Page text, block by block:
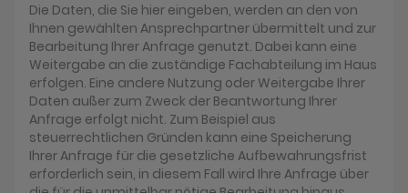
Die Daten, die Sie hier eingeben, werden an den von
Ihnen gewählten Ansprechpartner übermittelt und zur
Bearbeitung Ihrer Anfrage genutzt. Dabei kann eine
Weitergabe an die zuständige Fachabteilung im Haus
erfolgen. Eine andere Nutzung oder Weitergabe Ihrer
Daten außer zum Zweck der Beantwortung Ihrer
Anfrage erfolgt nicht. Zum Beispiel aus
steuerrechtlichen Gründen kann eine Speicherung
Ihrer Anfrage für die gesetzliche Aufbewahrungsfrist
erforderlich sein, in diesem Fall wird Ihre Anfrage über